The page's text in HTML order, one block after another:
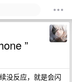
”
没反应，就是会闪